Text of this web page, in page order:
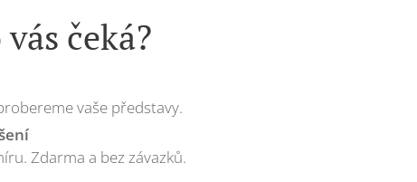
čeká?
vaše představy.
Zdarma a bez závazků.